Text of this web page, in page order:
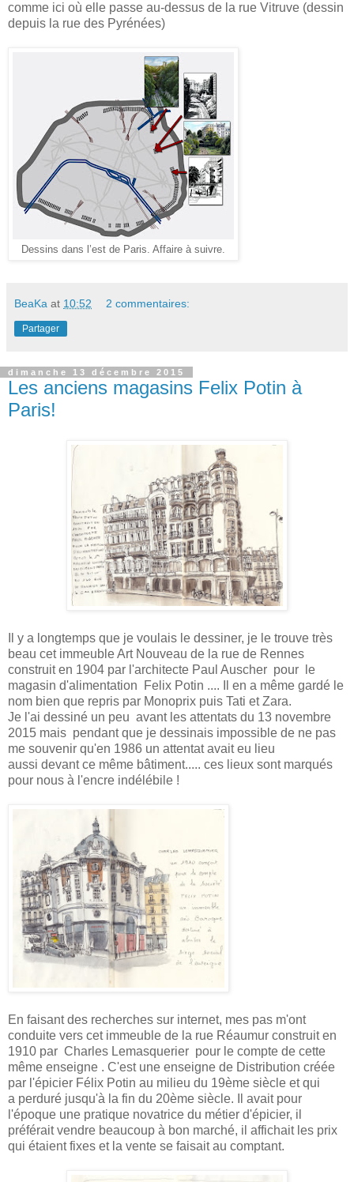
comme ici où elle passe au-dessus de la rue Vitruve (dessin
depuis la rue des Pyrénées)
Dessins dans l’est de Paris. Affaire à suivre.
BeaKa at 10:52 2 commentaires:
Partager
dimanche 13 décembre 2015
Les anciens magasins Felix Potin à
Paris!
Il y a longtemps que je voulais le dessiner, je le trouve très
beau cet immeuble Art Nouveau de la rue de Rennes
construit en 1904 par l'architecte Paul Auscher pour le
magasin d'alimentation Felix Potin .... Il en a même gardé le
nom bien que repris par Monoprix puis Tati et Zara.
Je l'ai dessiné un peu avant les attentats du 13 novembre
2015 mais pendant que je dessinais impossible de ne pas
me souvenir qu'en 1986 un attentat avait eu lieu
aussi devant ce même bâtiment..... ces lieux sont marqués
pour nous à l'encre indélébile !
En faisant des recherches sur internet, mes pas m'ont
conduite vers cet immeuble de la rue Réaumur construit en
1910 par Charles Lemasquerier pour le compte de cette
même enseigne . C'est une enseigne de Distribution créée
par l'épicier Félix Potin au milieu du 19ème siècle et qui
a perduré jusqu'à la fin du 20ème siècle. Il avait pour
l'époque une pratique novatrice du métier d'épicier, il
préférait vendre beaucoup à bon marché, il affichait les prix
qui étaient fixes et la vente se faisait au comptant.